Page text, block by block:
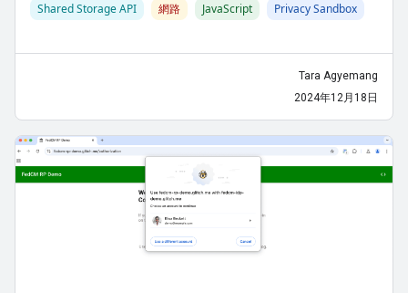
Shared Storage API 網路 JavaScript Privacy Sandbox
Tara Agyemang
2024年12月18日